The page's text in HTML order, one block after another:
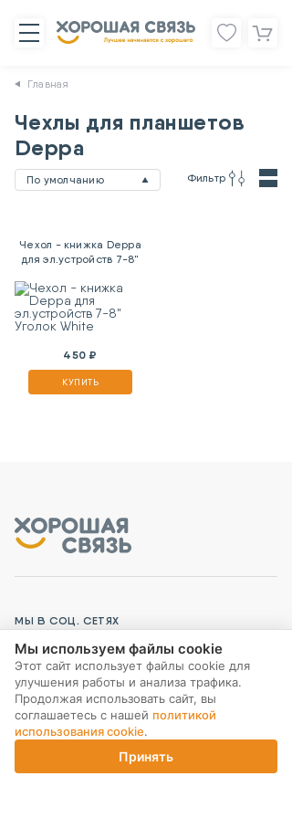
Главная
Чехлы для планшетов
Deppa
По умолчанию Фильтр
Чехол - книжка Deppa
для эл.устройств 7-8"
450 ₽
КУПИТЬ
Корзина
МЫ В СОЦ. СЕТЯХ
ПОДПИСКА НА РАССЫЛКУ
Мы используем файлы cookie
Этот сайт использует файлы cookie для
улучшения работы и анализа трафика.
Продолжая использовать сайт, вы
соглашаетесь с нашей политикой
использования cookie.
Принять